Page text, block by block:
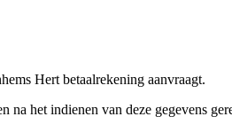
Hert betaalrekening aanvraagt.
na het indienen van deze gegevens